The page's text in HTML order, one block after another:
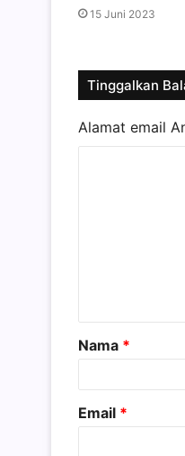
15 Juni 2023
Tinggalkan
Alamat email
a
r
Nama *
Email *